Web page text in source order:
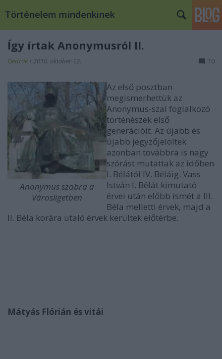
Történelem mindenkinek
Így írtak Anonymusról II.
Qedrák • 2010. október 12. 10
Anonymus szobra a
Városligetben
Az első posztban
megismerhettük az
Anonymus-szal foglalkozó
történészek első
generációit. Az újabb és
újabb jegyzőjelöltek
azonban továbbra is nagy
szórást mutattak az időben
I. Bélától IV. Béláig. Vass
István I. Bélát kimutató
érvei után előbb ismét a III.
Béla melletti érvek, majd a
II. Béla korára utaló érvek kerültek előtérbe.
Mátyás Flórián és vitái